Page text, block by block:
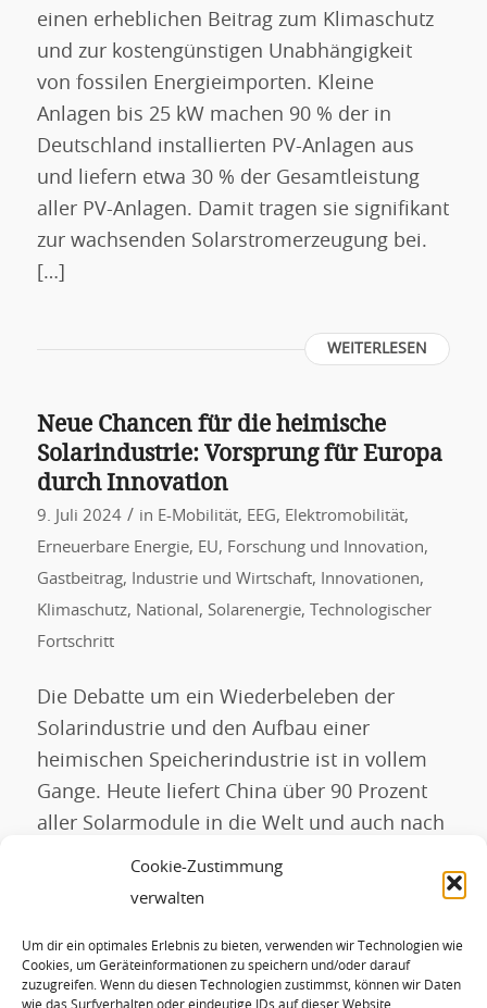
Cookie-Zustimmung
verwalten
Um dir ein optimales Erlebnis zu bieten, verwenden wir Technologien wie
Cookies, um Geräteinformationen zu speichern und/oder darauf
zuzugreifen. Wenn du diesen Technologien zustimmst, können wir Daten
wie das Surfverhalten oder eindeutige IDs auf dieser Website
einen erheblichen Beitrag zum Klimaschutz
und zur kostengünstigen Unabhängigkeit
von fossilen Energieimporten. Kleine
Anlagen bis 25 kW machen 90 % der in
Deutschland installierten PV-Anlagen aus
und liefern etwa 30 % der Gesamtleistung
aller PV-Anlagen. Damit tragen sie signifikant
zur wachsenden Solarstromerzeugung bei.
[…]
WEITERLESEN
Neue Chancen für die heimische
Solarindustrie: Vorsprung für Europa
durch Innovation
9. Juli 2024 / in E-Mobilität, EEG, Elektromobilität,
Erneuerbare Energie, EU, Forschung und Innovation,
Gastbeitrag, Industrie und Wirtschaft, Innovationen,
Klimaschutz, National , Solarenergie, Technologischer
Fortschritt
Die Debatte um ein Wiederbeleben der
Solarindustrie und den Aufbau einer
heimischen Speicherindustrie ist in vollem
Gange. Heute liefert China über 90 Prozent
aller Solarmodule in die Welt und auch nach
Europa. Der Grund ist klar: Ab 2012 haben
die Regierungen unter Kanzlerin Merkel in
mit verschiedenen EEG-Änderungen die
Grundlage […]